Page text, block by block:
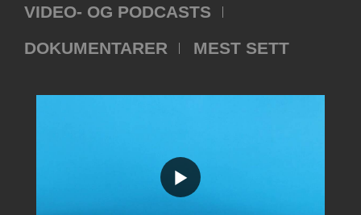
VIDEO- OG PODCASTS
DOKUMENTARER
MEST SETT